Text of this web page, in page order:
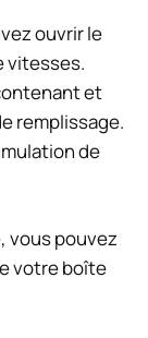
ouvrir le
vitesses.
et
remplissage.
de
vous pouvez
votre boîte